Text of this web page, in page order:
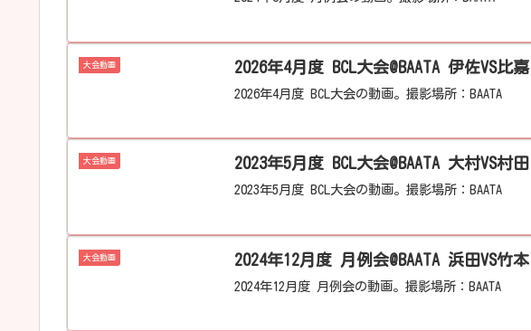
大会動画 2026年4月度 BCL大会@BAATA 伊佐VS比嘉
2026年4月度 BCL大会の動画。撮影場所：BAATA
大会動画 2023年5月度 BCL大会@BAATA 大村VS村田
2023年5月度 BCL大会の動画。撮影場所：BAATA
大会動画 2024年12月度 月例会@BAATA 浜田VS竹本
2024年12月度 月例会の動画。撮影場所：BAATA